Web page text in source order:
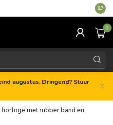
8.7
0
augustus. Dringend? Stuur
met rubber band en